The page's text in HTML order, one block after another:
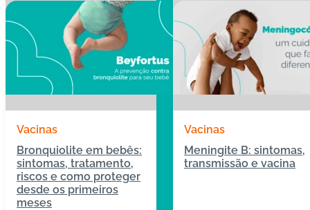
Vacinas
Bronquiolite em bebês:
sintomas, tratamento,
riscos e como proteger
desde os primeiros
meses
Vacinas
Meningite B: sintomas,
transmissão e vacina